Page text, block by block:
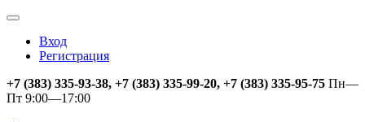
Вход
Регистрация
+7 (383) 335-93-38, +7 (383) 335-99-20, +7 (383) 335-95-75 Пн—
Пт 9:00—17:00